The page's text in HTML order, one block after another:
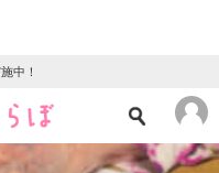
中！